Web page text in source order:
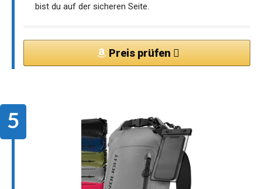
bist du auf der sicheren Seite.
Preis prüfen